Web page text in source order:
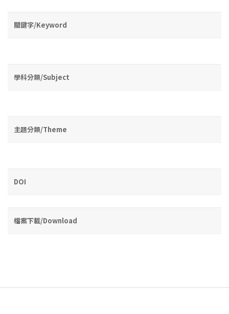
關鍵字/Keyword
學科分類/Subject
主題分類/Theme
DOI
檔案下載/Download